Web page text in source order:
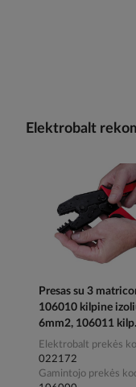
Elektrobalt
Presas su 3
106010 kilpine
6mm2, 106011
Elektrobalt prekės
022172
Gamintojo prekės